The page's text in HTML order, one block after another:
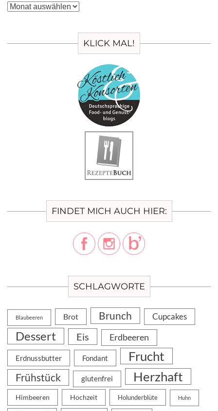
Archiv
KLICK MAL!
FINDET MICH AUCH HIER:
SCHLAGWORTE
Blaubeeren Brot Brunch Cupcakes
Dessert Eis Erdbeeren
Erdnussbutter Fondant Frucht
Frühstück glutenfrei Herzhaft
Himbeeren Hochzeit Holunderblüte Huhn